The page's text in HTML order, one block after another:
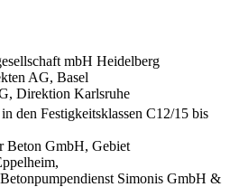
mbH Heidelberg
AG, Basel
Direktion Karlsruhe
den Festigkeitsklassen C12/15 bis
Beton GmbH, Gebiet
Simonis GmbH &